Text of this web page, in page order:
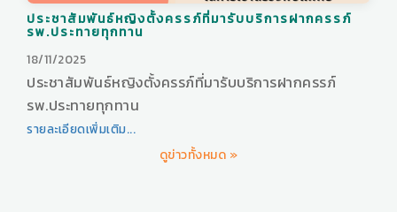
ประชาสัมพันธ์หญิงตั้งครรภ์ที่มารับบริการฝากครรภ์
รพ.ประทายทุกทาน
18/11/2025
ประชาสัมพันธ์หญิงตั้งครรภ์ที่มารับบริการฝากครรภ์
รพ.ประทายทุกทาน
รายละเอียดเพิ่มเติม...
ดูข่าวทั้งหมด »